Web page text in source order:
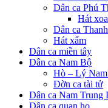
Dân ca Phú
Hát
Dân ca
Hát xẩm
Dân ca miền tây
Dân ca Nam Bộ
Hò – Lý
Đờn ca tài tử
Dân ca Nam Trung
Dân ca quan họ